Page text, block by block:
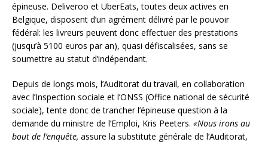
épineuse. Deliveroo et UberEats, toutes deux actives en
Belgique, disposent d’un agrément délivré par le pouvoir
fédéral: les livreurs peuvent donc effectuer des prestations
(jusqu’à 5100 euros par an), quasi défiscalisées, sans se
soumettre au statut d’indépendant.
Depuis de longs mois, l’Auditorat du travail, en collaboration
avec l’Inspection sociale et l’ONSS (Office national de sécurité
sociale), tente donc de trancher l’épineuse question à la
demande du ministre de l’Emploi, Kris Peeters. «Nous irons au
bout de l’enquête, assure la substitute générale de l’Auditorat,